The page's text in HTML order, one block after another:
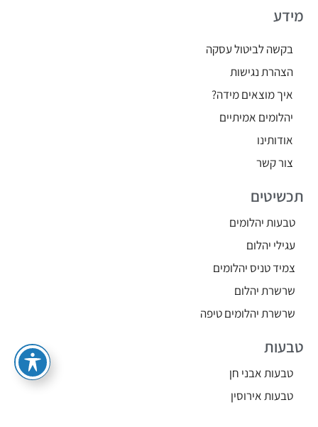
מידע
בקשה לביטול עסקה
הצהרת נגישות
איך מוצאים מידה?
יהלומים אמיתיים
אודותינו
צור קשר
תכשיטים
טבעות יהלומים
עגילי יהלום
צמיד טניס יהלומים
שרשרת יהלום
שרשרת יהלומים טיפה
טבעות
טבעות אבני חן
טבעות אירוסין